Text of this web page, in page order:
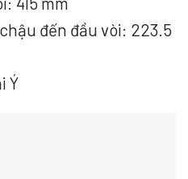
đến đầu vòi: 223.5
Ý